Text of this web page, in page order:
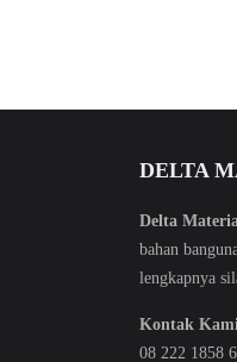
DELTA
Delta
bahan
lengkapnya
Kontak
08 222 1858